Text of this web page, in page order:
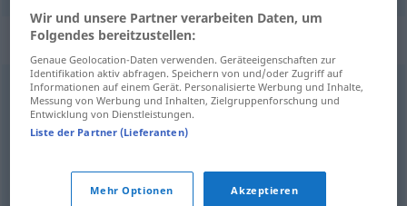
Synonyme für "hybrid"
hoffärtig (veraltet), überheblich,eingebildet,hochmütig
hochnäsig,arrogant,dünkelhaft (veraltet)
Wir und unsere Partner verarbeiten Daten, um
Folgendes bereitzustellen:
Genaue Geolocation-Daten verwenden. Geräteeigenschaften zur
Identifikation aktiv abfragen. Speichern von und/oder Zugriff auf
Informationen auf einem Gerät. Personalisierte Werbung und Inhalte,
Messung von Werbung und Inhalten, Zielgruppenforschung und
Entwicklung von Dienstleistungen.
Liste der Partner (Lieferanten)
Mehr Optionen Akzeptieren